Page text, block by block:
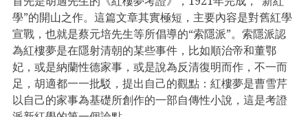
學”的開山之作。這篇文章其實極短，主要內容是對舊紅學
宣戰，也就是蔡元培先生等所倡導的“索隱派”。索隱派認
為紅樓夢是在隱射清朝的某些事件，比如順治帝和董鄂
妃，或是納蘭性德家事，或是說為反清復明而作，不一而
足，胡適都一一批駁，提出自己的觀點：紅樓夢是曹雪芹
以自己的家事為基礎所創作的一部自傳性小說，這是考證